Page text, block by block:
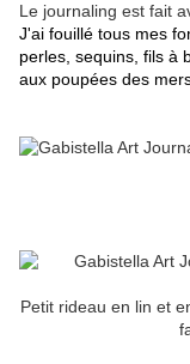
Le journaling est fait
J'ai fouillé tous mes
perles, sequins, fils à
aux poupées des
Petit rideau en lin et